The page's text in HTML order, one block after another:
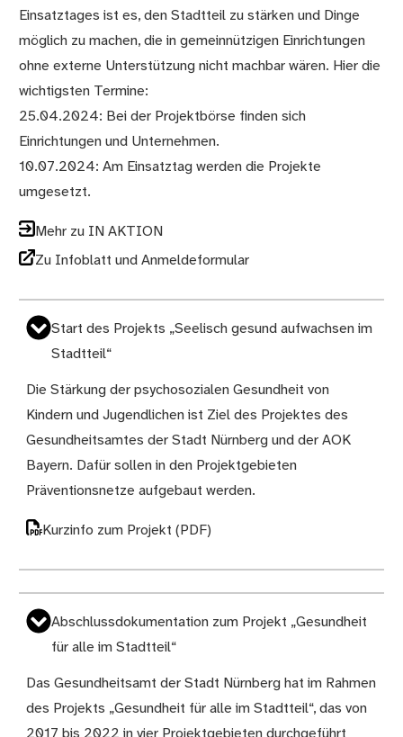
Einsatztages ist es, den Stadtteil zu stärken und Dinge
möglich zu machen, die in gemeinnützigen Einrichtungen
ohne externe Unterstützung nicht machbar wären. Hier die
wichtigsten Termine:
25.04.2024: Bei der Projektbörse finden sich
Einrichtungen und Unternehmen.
10.07.2024: Am Einsatztag werden die Projekte
umgesetzt.
Mehr zu IN AKTION
Zu Infoblatt und Anmeldeformular
Start des Projekts „Seelisch gesund aufwachsen im
Stadtteil“
Die Stärkung der psychosozialen Gesundheit von
Kindern und Jugendlichen ist Ziel des Projektes des
Gesundheitsamtes der Stadt Nürnberg und der AOK
Bayern. Dafür sollen in den Projektgebieten
Präventionsnetze aufgebaut werden.
Kurzinfo zum Projekt(PDF)
Abschlussdokumentation zum Projekt „Gesundheit
für alle im Stadtteil“
Das Gesundheitsamt der Stadt Nürnberg hat im Rahmen
des Projekts „Gesundheit für alle im Stadtteil“, das von